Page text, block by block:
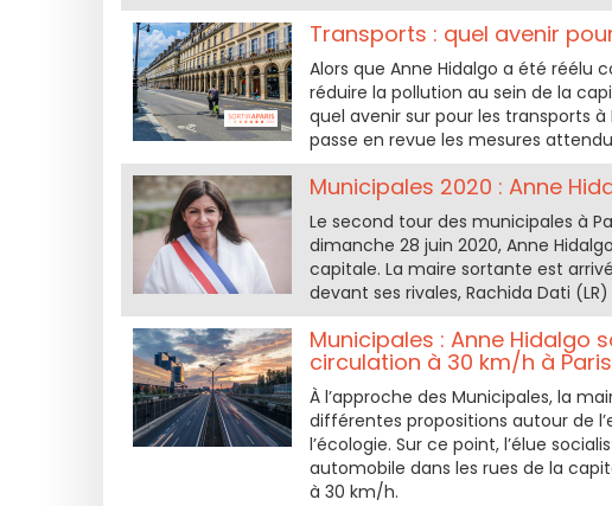
Transports : quel avenir
Alors que Anne Hidalgo a été réélu
réduire la pollution au sein de la
quel avenir sur pour les transports
passe en revue les mesures
Municipales 2020 : Anne
Le second tour des municipales à
dimanche 28 juin 2020, Anne
capitale. La maire sortante est
devant ses rivales, Rachida Dati (LR)
Municipales : Anne Hidalgo
circulation à 30 km/h à Paris
À l’approche des Municipales, la
différentes propositions autour de
l’écologie. Sur ce point, l’élue
automobile dans les rues de la
à 30 km/h.